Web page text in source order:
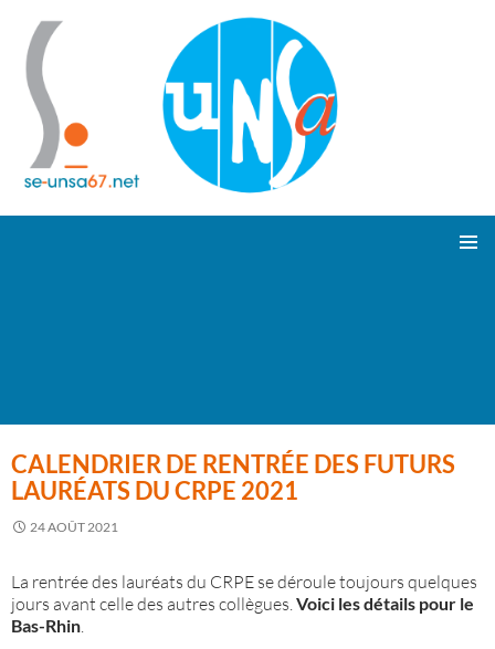
CALENDRIER DE RENTRÉE DES FUTURS
LAURÉATS DU CRPE 2021
24 AOÛT 2021
La rentrée des lauréats du CRPE se déroule toujours quelques
jours avant celle des autres collègues. Voici les détails pour le
Bas-Rhin